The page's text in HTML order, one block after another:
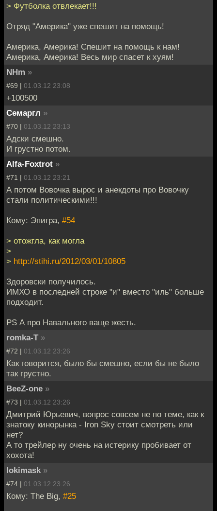
> Футболка отвлекает!!!
Отряд "Америка" уже спешит на помощь!
Америка, Америка! Спешит на помощь к нам!
Америка, Америка! Весь мир спасет к хуям!
NHm »
#69 | 01.03.12 23:08
+100500
Семаргл »
#70 | 01.03.12 23:13
Адски смешно.
И грустно потом.
Alfa-Foxtrot »
#71 | 01.03.12 23:21
А потом Вовочка вырос и анекдоты про Вовочку
стали политическими!!!
Кому: Эпигра, #54
> отожгла, как могла
>
> http://stihi.ru/2012/03/01/10805
Здоровски получилось.
ИМХО в последней строке "и" вместо "иль" больше
подходит.
PS А про Навального ваще жесть.
romka-T »
#72 | 01.03.12 23:26
Как говорится, было бы смешно, если бы не было
так грустно.
BeeZ-one »
#73 | 01.03.12 23:26
Дмитрий Юрьевич, вопрос совсем не по теме, как к
знатоку кинорынка - Iron Sky стоит смотреть или
нет?
А то трейлер ну очень на истерику пробивает от
хохота!
lokimask »
#74 | 01.03.12 23:26
Кому: The Big, #25